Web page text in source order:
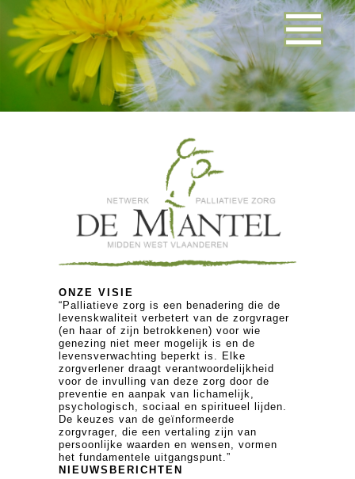
ONZE VISIE
“Palliatieve zorg is een benadering die de
levenskwaliteit verbetert van de zorgvrager
(en haar of zijn betrokkenen) voor wie
genezing niet meer mogelijk is en de
levensverwachting beperkt is. Elke
zorgverlener draagt verantwoordelijkheid
voor de invulling van deze zorg door de
preventie en aanpak van lichamelijk,
psychologisch, sociaal en spiritueel lijden.
De keuzes van de geïnformeerde
zorgvrager, die een vertaling zijn van
persoonlijke waarden en wensen, vormen
het fundamentele uitgangspunt.”
NIEUWSBERICHTEN